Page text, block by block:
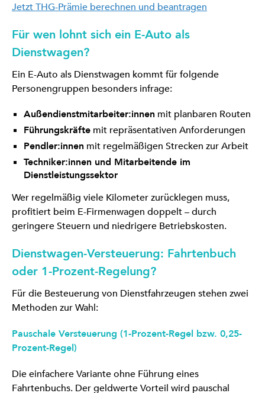
Jetzt THG-Prämie berechnen und beantragen
Für wen lohnt sich ein E-Auto als
Dienstwagen?
Ein E-Auto als Dienstwagen kommt für folgende
Personengruppen besonders infrage:
Außendienstmitarbeiter:innen mit planbaren Routen
Führungskräfte mit repräsentativen Anforderungen
Pendler:innen mit regelmäßigen Strecken zur Arbeit
Techniker:innen und Mitarbeitende im
Dienstleistungssektor
Wer regelmäßig viele Kilometer zurücklegen muss,
profitiert beim E-Firmenwagen doppelt – durch
geringere Steuern und niedrigere Betriebskosten.
Dienstwagen-Versteuerung: Fahrtenbuch
oder 1-Prozent-Regelung?
Für die Besteuerung von Dienstfahrzeugen stehen zwei
Methoden zur Wahl:
Pauschale Versteuerung (1-Prozent-Regel bzw. 0,25-
Prozent-Regel)
Die einfachere Variante ohne Führung eines
Fahrtenbuchs. Der geldwerte Vorteil wird pauschal